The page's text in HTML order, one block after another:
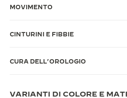
THE PRECISION PIONEER
MOVIMENTO
CINTURINI E FIBBIE
CURA DELL’OROLOGIO
VARIANTI DI COLORE E